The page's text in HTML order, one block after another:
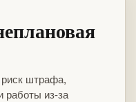
риск штрафа,
работы из-за